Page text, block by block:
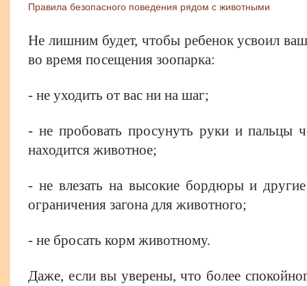
Правила безопасного поведения рядом с животными
Не лишним будет, чтобы ребенок усвоил
во время посещения зоопарка:
- не уходить от вас ни на шаг;
- не пробовать просунуть руки и пальцы
находится животное;
- не влезать на высокие бордюры и
ограничения загона для животного;
- не бросать корм животному.
Даже, если вы уверены, что более